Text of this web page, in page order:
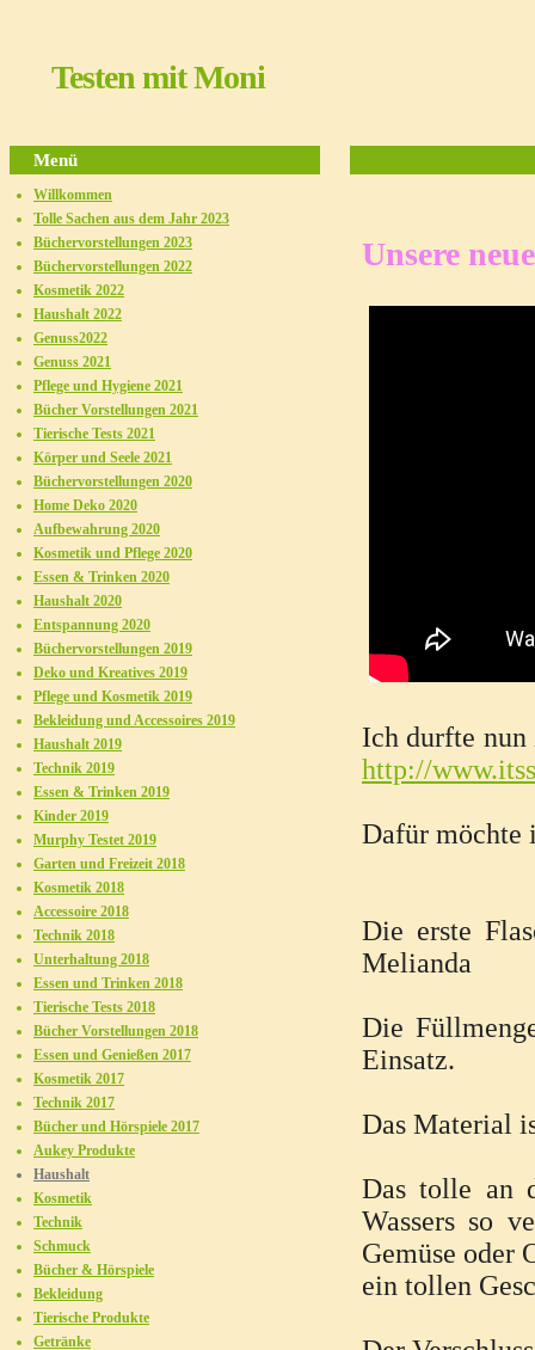
Testen mit Moni
Unsere
Ich durfte nun
http://
Dafür möchte
Die erste
Melianda
Die
Einsatz.
Das Material
Das tolle an
Wassers so
Gemüse oder
ein tollen
Menü
Willkommen
Tolle Sachen aus dem Jahr 2023
Büchervorstellungen 2023
Büchervorstellungen 2022
Kosmetik 2022
Haushalt 2022
Genuss2022
Genuss 2021
Pflege und Hygiene 2021
Bücher Vorstellungen 2021
Tierische Tests 2021
Körper und Seele 2021
Büchervorstellungen 2020
Home Deko 2020
Aufbewahrung 2020
Kosmetik und Pflege 2020
Essen & Trinken 2020
Haushalt 2020
Entspannung 2020
Büchervorstellungen 2019
Deko und Kreatives 2019
Pflege und Kosmetik 2019
Bekleidung und Accessoires 2019
Haushalt 2019
Technik 2019
Essen & Trinken 2019
Kinder 2019
Murphy Testet 2019
Garten und Freizeit 2018
Kosmetik 2018
Accessoire 2018
Technik 2018
Unterhaltung 2018
Essen und Trinken 2018
Tierische Tests 2018
Bücher Vorstellungen 2018
Essen und Genießen 2017
Kosmetik 2017
Technik 2017
Bücher und Hörspiele 2017
Aukey Produkte
Haushalt
Kosmetik
Technik
Schmuck
Bücher & Hörspiele
Bekleidung
Tierische Produkte
Getränke